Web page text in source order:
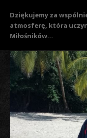
Dziękujemy za
atmosferę, która
Miłośników...